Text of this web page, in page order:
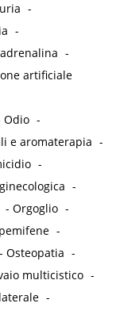
-
-
-
artificiale
Odio -
e aromaterapia -
-
-
-Orgoglio -
-
-Osteopatia -
multicistico -
-